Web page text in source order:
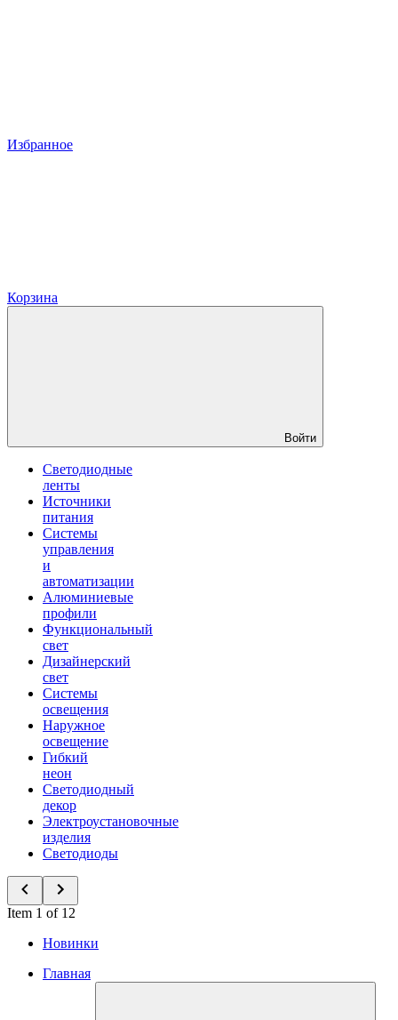
Избранное
Корзина
Войти
Светодиодные
ленты
Источники
питания
Системы
управления
и
автоматизации
Алюминиевые
профили
Функциональный
свет
Дизайнерский
свет
Системы
освещения
Наружное
освещение
Гибкий
неон
Светодиодный
декор
Электроустановочные
изделия
Светодиоды
Item 1 of 12
Новинки
Главная